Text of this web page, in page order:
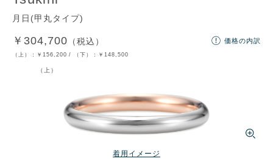
月日(甲丸タイプ)
￥304,700 （税込）
（上）： ￥156,200 / （下）： ￥148,500
価格の内訳
（上）
着用イメージ